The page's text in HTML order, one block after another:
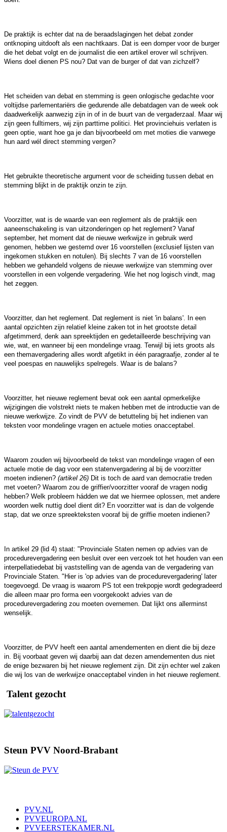
De praktijk is echter dat na de beraadslagingen het debat zonder
ontknoping uitdooft als een nachtkaars. Dat is een domper voor de burger
die het debat volgt en de journalist die een artikel erover wil schrijven.
Wiens doel dienen PS nou? Dat van de burger of dat van zichzelf?
Het scheiden van debat en stemming is geen onlogische gedachte voor
voltijdse parlementariërs die gedurende alle debatdagen van de week ook
daadwerkelijk aanwezig zijn in of in de buurt van de vergaderzaal. Maar wij
zijn geen fulltimers, wij zijn parttime politici. Het provinciehuis verlaten is
geen optie, want hoe ga je dan bijvoorbeeld om met moties die vanwege
hun aard wél direct stemming vergen?
Het gebruikte theoretische argument voor de scheiding tussen debat en
stemming blijkt in de praktijk onzin te zijn.
Voorzitter, wat is de waarde van een reglement als de praktijk een
aaneenschakeling is van uitzonderingen op het reglement? Vanaf
september, het moment dat de nieuwe werkwijze in gebruik werd
genomen, hebben we gestemd over 16 voorstellen (exclusief lijsten van
ingekomen stukken en notulen). Bij slechts 7 van de 16 voorstellen
hebben we gehandeld volgens de nieuwe werkwijze van stemming over
voorstellen in een volgende vergadering. Wie het nog logisch vindt, mag
het zeggen.
Voorzitter, dan het reglement. Dat reglement is niet 'in balans'. In een
aantal opzichten zijn relatief kleine zaken tot in het grootste detail
afgetimmerd, denk aan spreektijden en gedetailleerde beschrijving van
wie, wat, en wanneer bij een mondelinge vraag. Terwijl bij iets groots als
een themavergadering alles wordt afgetikt in één paragraafje, zonder al te
veel poespas en nauwelijks spelregels. Waar is de balans?
Voorzitter, het nieuwe reglement bevat ook een aantal opmerkelijke
wijzigingen die volstrekt niets te maken hebben met de introductie van de
nieuwe werkwijze. Zo vindt de PVV de betutteling bij het indienen van
teksten voor mondelinge vragen en actuele moties onacceptabel.
Waarom zouden wij bijvoorbeeld de tekst van mondelinge vragen of een
actuele motie de dag voor een statenvergadering al bij de voorzitter
moeten indienen? (artikel 26) Dit is toch de aard van democratie treden
met voeten? Waarom zou de griffier/voorzitter vooraf de vragen nodig
hebben? Welk probleem hádden we dat we hiermee oplossen, met andere
woorden welk nuttig doel dient dit? En voorzitter wat is dan de volgende
stap, dat we onze spreekteksten vooraf bij de griffie moeten indienen?
In artikel 29 (lid 4) staat: "Provinciale Staten nemen op advies van de
procedurevergadering een besluit over een verzoek tot het houden van een
interpellatiedebat bij vaststelling van de agenda van de vergadering van
Provinciale Staten. "Hier is 'op advies van de procedurevergadering' later
toegevoegd. De vraag is waarom PS tot een trekpopje wordt gedegradeerd
die alleen maar pro forma een voorgekookt advies van de
procedurevergadering zou moeten overnemen. Dat lijkt ons allerminst
wenselijk.
Voorzitter, de PVV heeft een aantal amendementen en dient die bij deze
in. Bij voorbaat geven wij daarbij aan dat dezen amendementen dus niet
de enige bezwaren bij het nieuwe reglement zijn. Dit zijn echter wel zaken
die wij los van de werkwijze onacceptabel vinden in het nieuwe reglement.
Talent gezocht
Steun PVV Noord-Brabant
PVV.NL
PVVEUROPA.NL
PVVEERSTEKAMER.NL